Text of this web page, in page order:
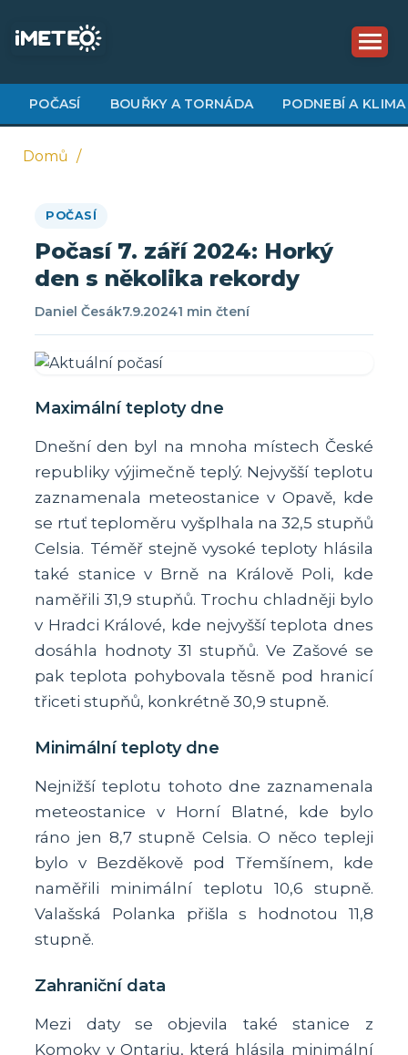
obsahu
POČASÍ BOUŘKY A TORNÁDA PODNEBÍ A KLIMA
navigace
Domů
POČASÍ
Počasí 7. září 2024: Horký
den s několika rekordy
Daniel Česák7.9.20241 min čtení
Maximální teploty dne
Dnešní den byl na mnoha místech České
republiky výjimečně teplý. Nejvyšší teplotu
zaznamenala meteostanice v Opavě, kde
se rtuť teploměru vyšplhala na 32,5 stupňů
Celsia. Téměř stejně vysoké teploty hlásila
také stanice v Brně na Králově Poli, kde
naměřili 31,9 stupňů. Trochu chladněji bylo
v Hradci Králové, kde nejvyšší teplota dnes
dosáhla hodnoty 31 stupňů. Ve Zašové se
pak teplota pohybovala těsně pod hranicí
třiceti stupňů, konkrétně 30,9 stupně.
Minimální teploty dne
Nejnižší teplotu tohoto dne zaznamenala
meteostanice v Horní Blatné, kde bylo
ráno jen 8,7 stupně Celsia. O něco tepleji
bylo v Bezděkově pod Třemšínem, kde
naměřili minimální teplotu 10,6 stupně.
Valašská Polanka přišla s hodnotou 11,8
stupně.
Zahraniční data
Mezi daty se objevila také stanice z
Komoky v Ontariu, která hlásila minimální